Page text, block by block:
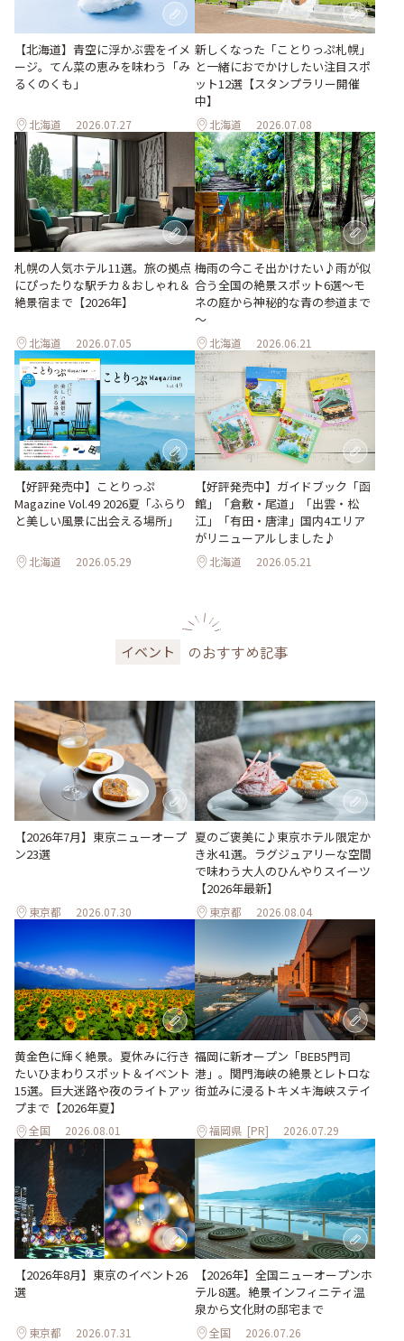
【北海道】青空に浮かぶ雲をイメ
ージ。てん菜の恵みを味わう「み
るくのくも」
北海道 2026.07.27
新しくなった「ことりっぷ札幌」
と一緒におでかけしたい注目スポ
ット12選【スタンプラリー開催
中】
北海道 2026.07.08
札幌の人気ホテル11選。旅の拠点
にぴったりな駅チカ＆おしゃれ＆
絶景宿まで【2026年】
北海道 2026.07.05
梅雨の今こそ出かけたい♪雨が似
合う全国の絶景スポット6選～モ
ネの庭から神秘的な青の参道まで
～
北海道 2026.06.21
【好評発売中】ことりっぷ
Magazine Vol.49 2026夏「ふらり
と美しい風景に出会える場所」
北海道 2026.05.29
【好評発売中】ガイドブック「函
館」「倉敷・尾道」「出雲・松
江」「有田・唐津」国内4エリア
がリニューアルしました♪
北海道 2026.05.21
イベント のおすすめ記事
【2026年7月】東京ニューオープ
ン23選
東京都 2026.07.30
夏のご褒美に♪東京ホテル限定か
き氷41選。ラグジュアリーな空間
で味わう大人のひんやりスイーツ
【2026年最新】
東京都 2026.08.04
黄金色に輝く絶景。夏休みに行き
たいひまわりスポット＆イベント
15選。巨大迷路や夜のライトアッ
プまで【2026年夏】
全国 2026.08.01
福岡に新オープン「BEB5門司
港」。関門海峡の絶景とレトロな
街並みに浸るトキメキ海峡ステイ
福岡県 [PR] 2026.07.29
【2026年8月】東京のイベント26
選
東京都 2026.07.31
【2026年】全国ニューオープンホ
テル8選。絶景インフィニティ温
泉から文化財の邸宅まで
全国 2026.07.26